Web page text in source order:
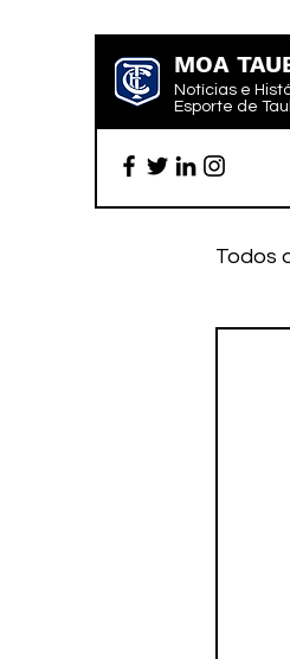
MOA
Notícias e
Esporte de
Todos